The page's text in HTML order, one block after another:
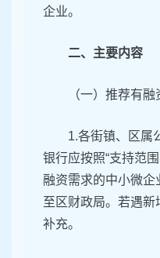
企业。
二、主要内容
（一）推荐有
1.各街镇、区属
银行应按照“支持范
融资需求的中小微
至区财政局。若遇
补充。